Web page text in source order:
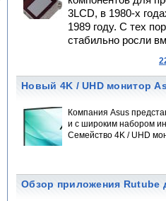
3LCD, в 1980-х
1989 году. С тех
стабильно росли
Новый 4K / UHD монитор
Компания Asus
и с широким набором
Семейство 4K / UHD
Обзор приложения Rutube